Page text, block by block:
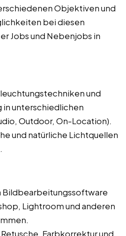
Objektiven und
bei diesen
Jobs und Nebenjobs in
und
in unterschiedlichen
Outdoor, On-Location).
und natürliche Lichtquellen
Bildbearbeitungssoftware
Lightroom und anderen
Farbkorrektur und